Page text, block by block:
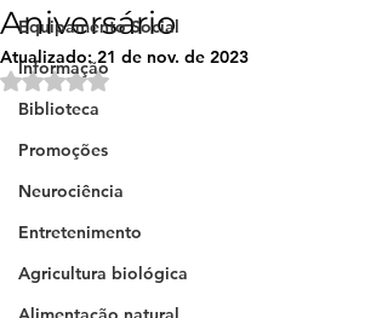
Equipamento Social
Informação
Biblioteca
Promoções
Neurociência
Entretenimento
Agricultura biológica
Aniversário
Atualizado:21 de nov. de 2023
Avaliado com NaN de 5 estrelas.